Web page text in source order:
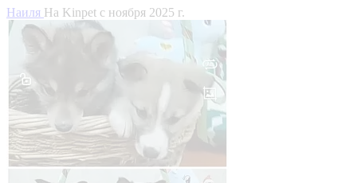
Наиля На Kinpet c ноября 2025 г.